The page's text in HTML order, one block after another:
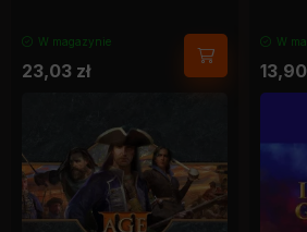
W magazynie
23,03 zł
W
13,90